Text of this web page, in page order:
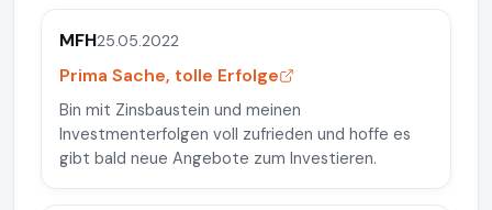
MFH25.05.2022
Prima Sache, tolle Erfolge
Bin mit Zinsbaustein und meinen
Investmenterfolgen voll zufrieden und hoffe es
gibt bald neue Angebote zum Investieren.